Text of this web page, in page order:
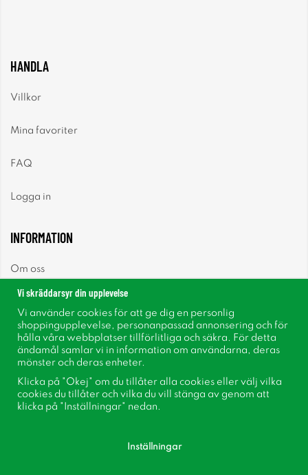
HANDLA
Villkor
Mina favoriter
FAQ
Logga in
INFORMATION
Om oss
Nyhetsbrev
Om cookies
Inspiration
Vi skräddarsyr din upplevelse
Vi använder cookies för att ge dig en personlig
shoppingupplevelse, personanpassad annonsering och för
hålla våra webbplatser tillförlitliga och säkra. För detta
ändamål samlar vi in information om användarna, deras
mönster och deras enheter.
Klicka på "Okej" om du tillåter alla cookies eller välj vilka
cookies du tillåter och vilka du vill stänga av genom att
klicka på "Inställningar" nedan.
Inställningar